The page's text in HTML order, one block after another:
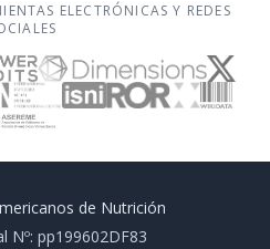
ELECTRÓNICAS Y REDES
de Nutrición
Nº: pp199602DF83